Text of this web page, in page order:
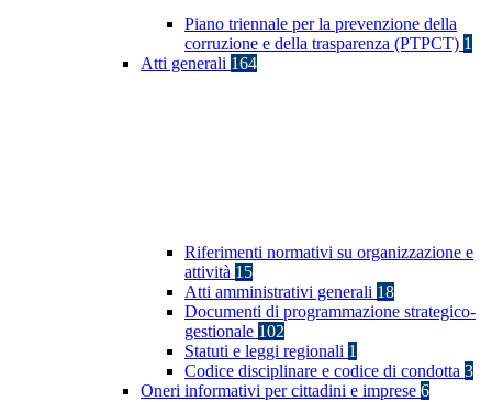
Piano triennale per la prevenzione della
corruzione e della trasparenza (PTPCT) 1
Atti generali 164
Riferimenti normativi su organizzazione e
attività 15
Atti amministrativi generali 18
Documenti di programmazione strategico-
gestionale 102
Statuti e leggi regionali 1
Codice disciplinare e codice di condotta 3
Oneri informativi per cittadini e imprese 6